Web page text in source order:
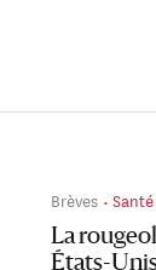
Brèves
La
États-